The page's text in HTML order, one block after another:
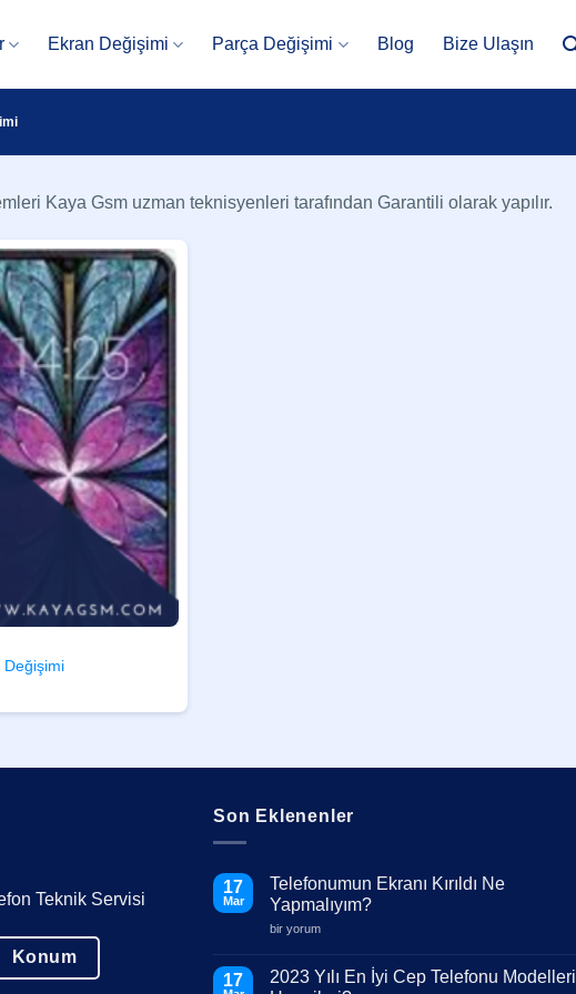
Ekran Değişimi Parça Değişimi Blog Bize Ulaşın
Kaya Gsm uzman teknisyenleri tarafından Garantili olarak yapılır.
Değişimi
Teknik Servisi
Konum
Son Eklenenler
17
Mar
Telefonumun Ekranı Kırıldı Ne
Yapmalıyım?
Telefonumun
Ne
Yapmalıyım?
bir yorum
17
2023 Yılı En İyi Cep Telefonu Modelleri